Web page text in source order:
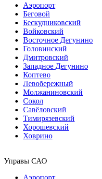
Аэропорт
Беговой
Бескудниковский
Войковский
Восточное Дегунино
Головинский
Дмитровский
Западное Дегунино
Коптево
Левобережный
Молжаниновский
Сокол
Савёловский
Тимирязевский
Хорошевский
Ховрино
Управы САО
Аэропорт